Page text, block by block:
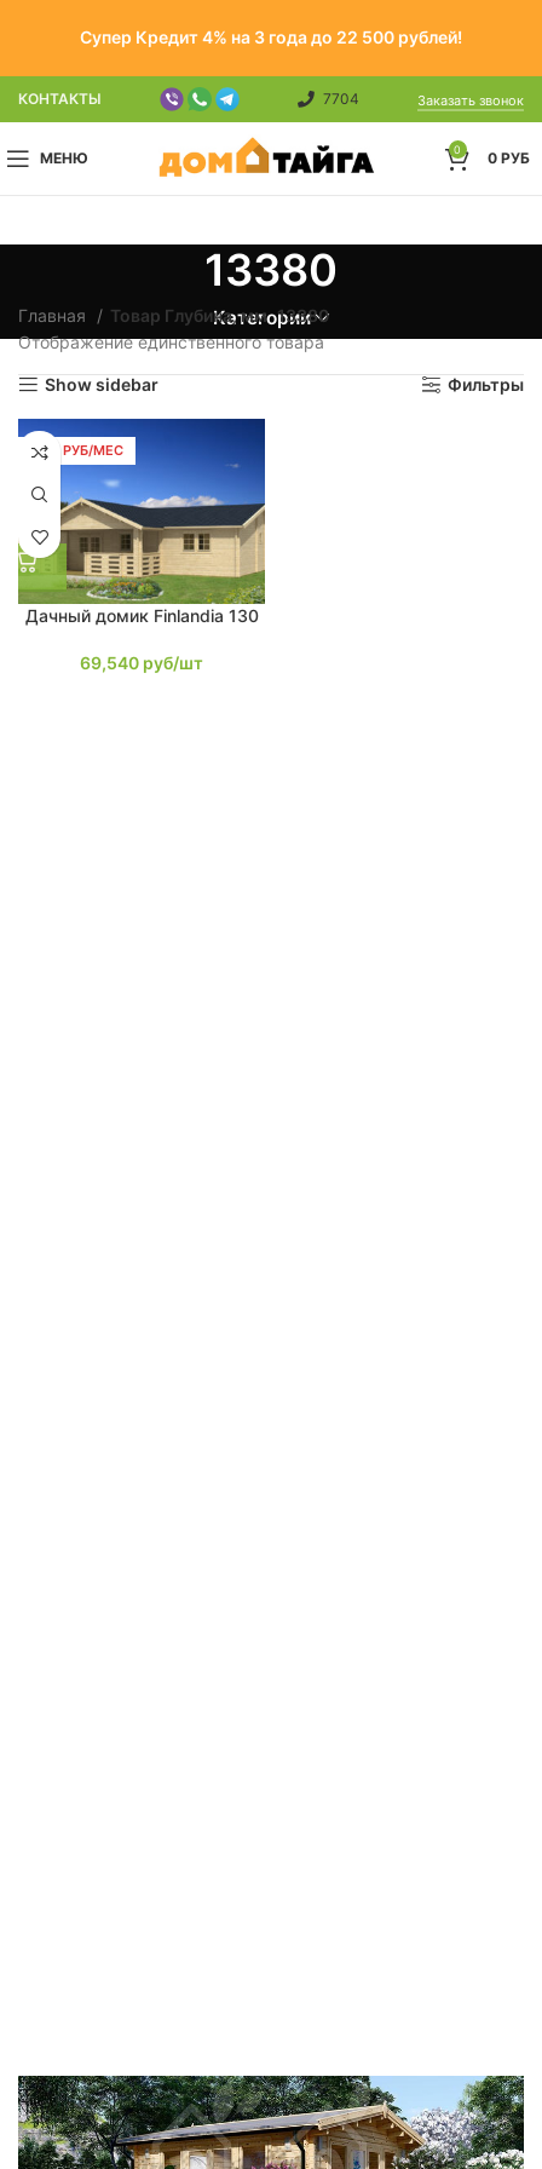
Супер Кредит 4% на 3 года до 22 500 рублей!
КОНТАКТЫ 7704 Заказать звонок
МЕНЮ 0 0 РУБ
13380
Категории
Главная Товар Глубина, мм 13380
Отображение единственного товара
Show sidebar Фильтры
1321 РУБ/МЕС
Дачный домик Finlandia 130
69,540 руб/шт